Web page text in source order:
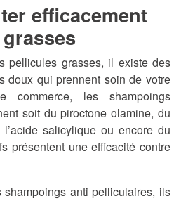
efficacement
pellicules grasses, il existe des
doux qui prennent soin de votre
commerce, les shampoings
soit du piroctone olamine, du
salicylique ou encore du
présentent une efficacité contre
anti pelliculaires, ils